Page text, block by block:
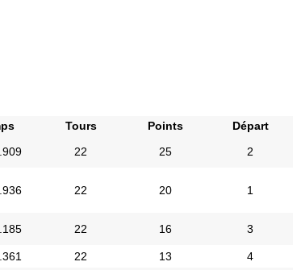
Tours Points
Départ
22 25 2
22 20 1
22 16 3
22 13 4